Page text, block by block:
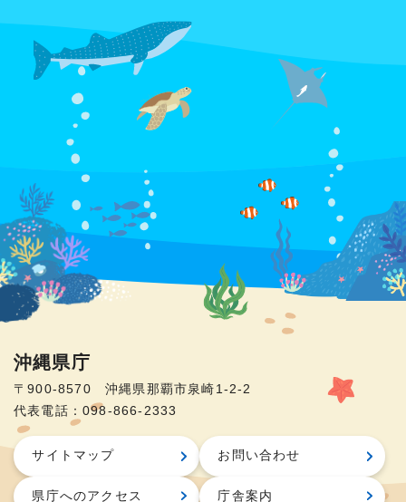
沖縄県庁
〒900-8570 沖縄県那覇市泉崎1-2-2
代表電話：098-866-2333
サイトマップ お問い合わせ
県庁へのアクセス 庁舎案内